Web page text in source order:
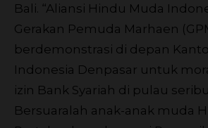
Bali. “Aliansi Hindu Muda
Gerakan Pemuda Marhaen
berdemonstrasi di depan
Indonesia Denpasar untuk
izin Bank Syariah di pulau
Bersuaralah anak-anak muda